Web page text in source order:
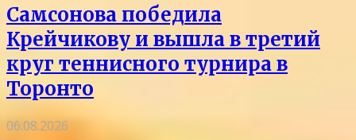
Самсонова победила
Крейчикову и вышла в третий
круг теннисного турнира в
Торонто
06.08.2026